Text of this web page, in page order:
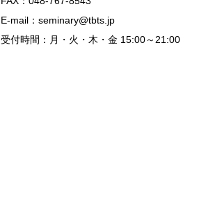
E-mail：seminary@tbts.jp
受付時間：月・火・木・金 15:00～21:00